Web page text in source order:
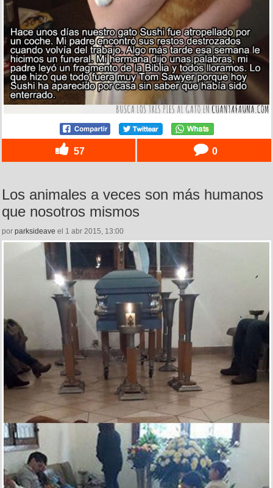
57 0
Los animales a veces son más humanos
que nosotros mismos
por parksideave el 1 abr 2015, 13:00